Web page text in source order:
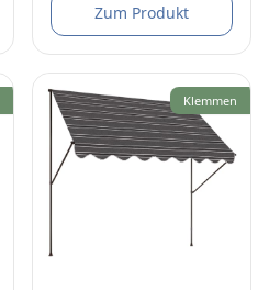
Zum Produkt
Klemmen